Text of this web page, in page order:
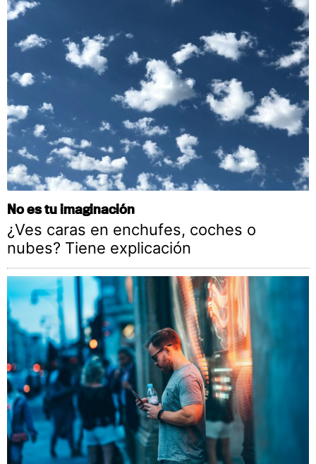
No es tu imaginación
¿Ves caras en enchufes, coches o
nubes? Tiene explicación